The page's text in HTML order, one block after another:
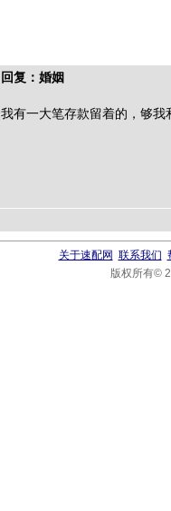
回复：婚姻
我有一大笔存款留着的，够
关于速配网 联系我们
版权所有©